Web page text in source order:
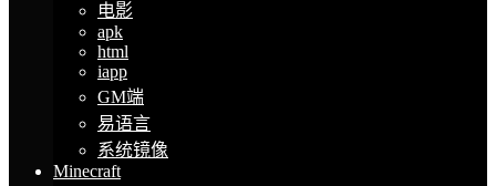
电影
apk
html
iapp
GM端
易语言
系统镜像
Minecraft